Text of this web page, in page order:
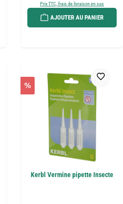
Prix TTC, frais de livraison en sus
AJOUTER AU PANIER
%
Kerbl Vermine pipette Insecte